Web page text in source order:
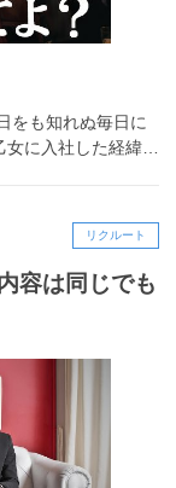
をも知れぬ毎日に
に入社した経緯…
リクルート
容は同じでも